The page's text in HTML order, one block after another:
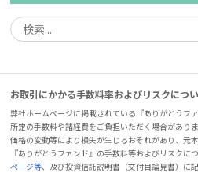
お取引にかかる手数料率およびリスクにつ
弊社ホームページに掲載されている『ありがとうフ
所定の手数料や諸経費をご負担いただく場合があり
価格の変動等により損失が生じるおそれがあり、元
『ありがとうファンド』の手数料等およびリスクに
ページ等、及び投資信託説明書（交付目論見書）に